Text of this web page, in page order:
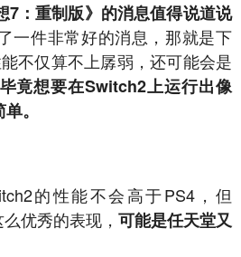
7：重制版》的消息值得说道说
一件非常好的消息，那就是下
不仅算不上孱弱，还可能会是
毕竟想要在Switch2上运行出像
。
的性能不会高于PS4，但
优秀的表现， 可能是任天堂又